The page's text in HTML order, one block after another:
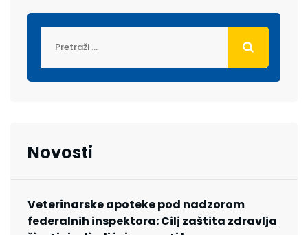
Novosti
Veterinarske apoteke pod nadzorom
federalnih inspektora: Cilj zaštita zdravlja